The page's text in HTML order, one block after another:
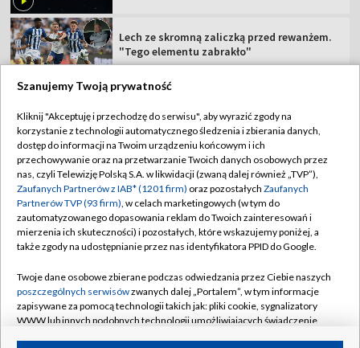
Lech ze skromną zaliczką przed rewanżem.
"Tego elementu zabrakło"
TVP
Abonament TVP
Sklep TVP
Biuro Reklamy
Oferta Handlowa
Emisja w TVP
Rada Programowa
Ogłoszenia przetargowe
Regulamin TVP
Polityka prywatności
Moje zgody
Biuro reklamy
Kanały
Szanujemy Twoją prywatność
Kliknij "Akceptuję i przechodzę do serwisu", aby wyrazić zgody na
korzystanie z technologii automatycznego śledzenia i zbierania danych,
dostęp do informacji na Twoim urządzeniu końcowym i ich
przechowywanie oraz na przetwarzanie Twoich danych osobowych przez
nas, czyli Telewizję Polską S.A. w likwidacji (zwaną dalej również „TVP”),
Zaufanych Partnerów z IAB* (1201 firm) oraz pozostałych Zaufanych
Partnerów TVP (93 firm), w celach marketingowych (w tym do
zautomatyzowanego dopasowania reklam do Twoich zainteresowań i
mierzenia ich skuteczności) i pozostałych, które wskazujemy poniżej, a
także zgody na udostępnianie przez nas identyfikatora PPID do Google.
Twoje dane osobowe zbierane podczas odwiedzania przez Ciebie naszych
poszczególnych serwisówzwanych dalej „Portalem”, w tym informacje
zapisywane za pomocą technologii takich jak: pliki cookie, sygnalizatory
WWW lub innych podobnych technologii umożliwiających świadczenie